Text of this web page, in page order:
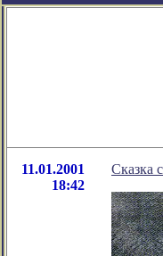
11.01.2001
18:42
Сказка